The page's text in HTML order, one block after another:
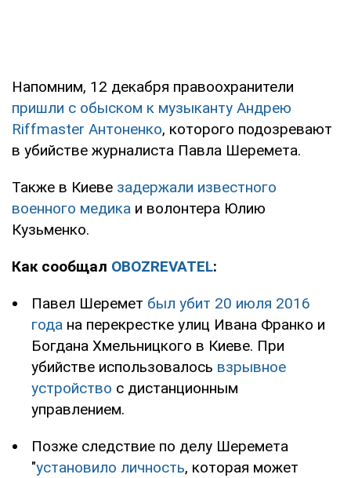
Напомним, 12 декабря правоохранители
пришли с обыском к музыканту Андрею
Riffmaster Антоненко, которого подозревают
в убийстве журналиста Павла Шеремета.
Также в Киеве задержали известного
военного медика и волонтера Юлию
Кузьменко.
Как сообщал OBOZREVATEL:
Павел Шеремет был убит 20 июля 2016
года на перекрестке улиц Ивана Франко и
Богдана Хмельницкого в Киеве. При
убийстве использовалось взрывное
устройство с дистанционным
управлением.
Позже следствие по делу Шеремета
"установило личность, которая может